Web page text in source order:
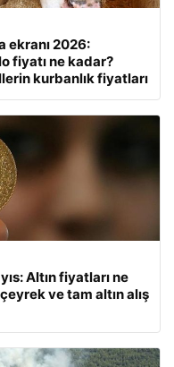
ekranı 2026:
fiyatı ne kadar?
kurbanlık fiyatları
Altın fiyatları ne
ve tam altın alış